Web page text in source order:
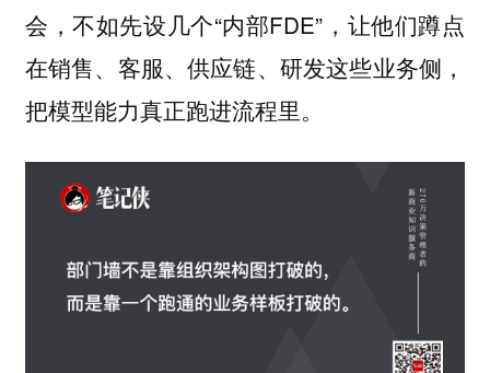
会，不如先设几个“内部FDE”，让他们蹲点
在销售、客服、供应链、研发这些业务侧，
把模型能力真正跑进流程里。